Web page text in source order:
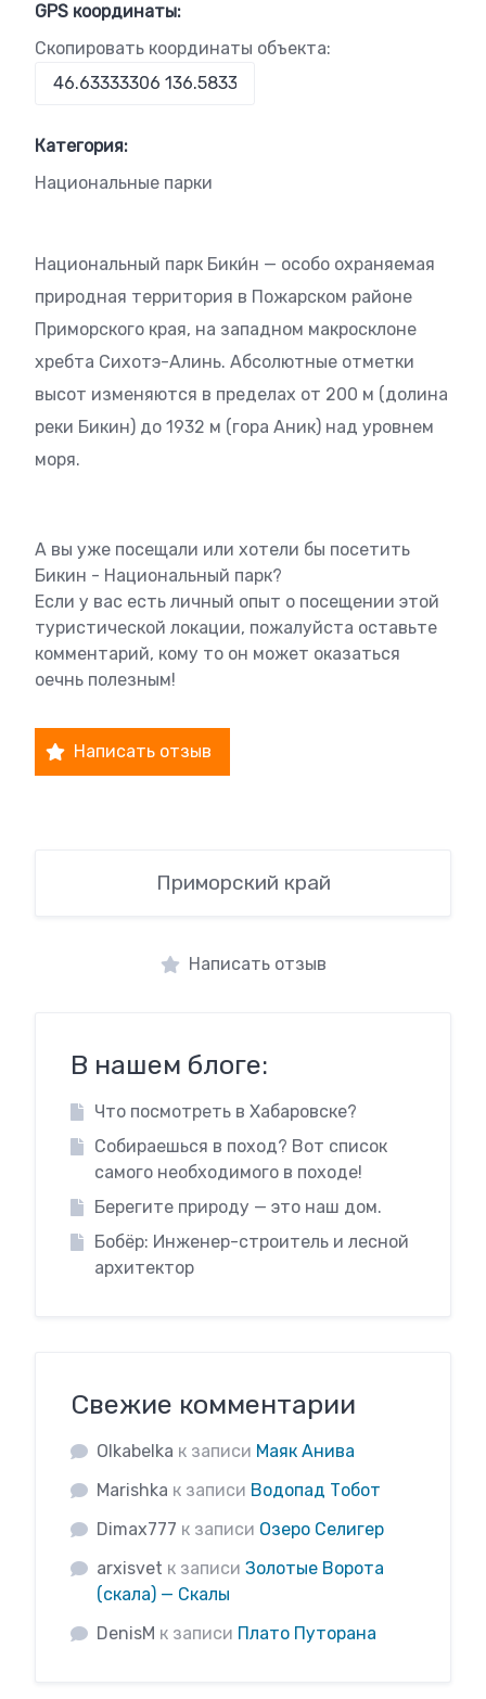
GPS координаты:
Скопировать координаты объекта:
Категория:
Национальные парки
Национальный парк Бики́н — особо охраняемая
природная территория в Пожарском районе
Приморского края, на западном макросклоне
хребта Сихотэ-Алинь. Абсолютные отметки
высот изменяются в пределах от 200 м (долина
реки Бикин) до 1932 м (гора Аник) над уровнем
моря.
А вы уже посещали или хотели бы посетить
Бикин - Национальный парк?
Если у вас есть личный опыт о посещении этой
туристической локации, пожалуйста оставьте
комментарий, кому то он может оказаться
оечнь полезным!
Написать отзыв
Приморский край
Написать отзыв
В нашем блоге:
Что посмотреть в Хабаровске?
Собираешься в поход? Вот список
самого необходимого в походе!
Берегите природу — это наш дом.
Бобёр: Инженер-строитель и лесной
архитектор
Свежие комментарии
Olkabelka к записи Маяк Анива
Marishka к записи Водопад Тобот
Dimax777 к записи Озеро Селигер
arxisvet к записи Золотые Ворота
(скала) — Скалы
DenisM к записи Плато Путорана